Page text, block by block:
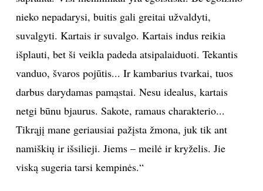
laukimai. Kol žmona grįš iš darbo? Žmona namie
manęs laukia, ne aš jos. Renata grįžta anksčiau. Man
patinka laisvė, tas katino principas – vaikštau, kur
noriu ir kada noriu. Šeimai tai nėra gerai. Toks esu, ir
manęs nepakeisi. Nėra prasmės reikalauti: „Būk
penktą valandą namie.“ Pasisekė, kad žmona mane
supranta. Visi menininkai yra egoistiški. Be egoizmo
nieko nepadarysi, buitis gali greitai užvaldyti,
suvalgyti. Kartais ir suvalgo. Kartais indus reikia
išplauti, bet ši veikla padeda atsipalaiduoti. Tekantis